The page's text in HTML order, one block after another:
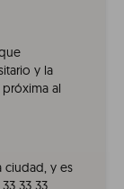
y la
al
ciudad, y es
33 33